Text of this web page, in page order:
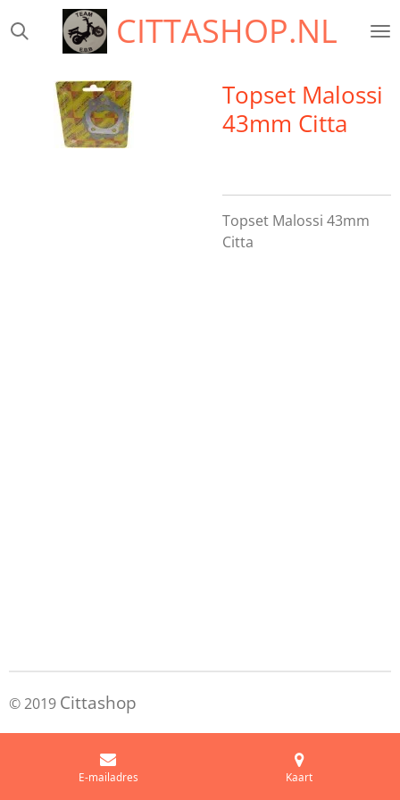
direct
hoofdinhoud
CITTASHOP.NL
Topset Malossi
43mm Citta
Topset Malossi 43mm
Citta
© 2019 Cittashop
E-mailadres Kaart